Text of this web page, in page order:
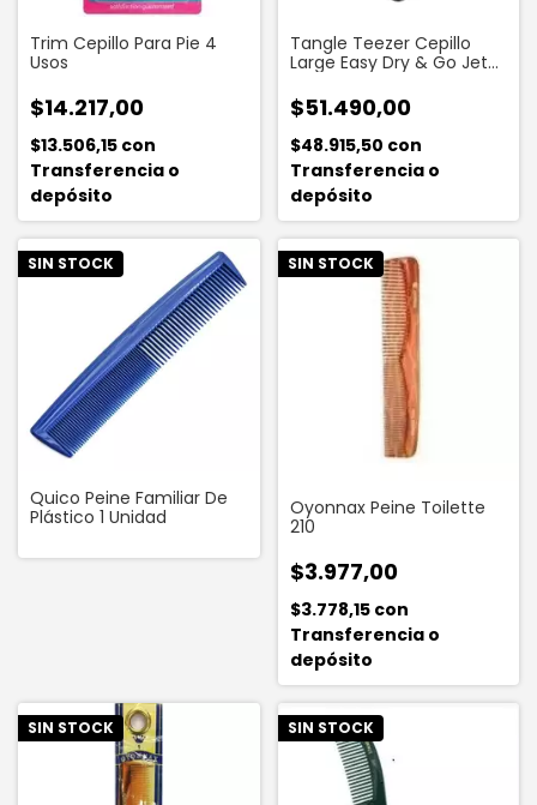
Trim Cepillo Para Pie 4
Usos
$14.217,00
$13.506,15 con
Transferencia o
depósito
Tangle Teezer Cepillo
Large Easy Dry & Go Jet
$51.490,00
$48.915,50 con
Transferencia o
depósito
SIN STOCK
Quico Peine Familiar De
Plástico 1 Unidad
SIN STOCK
Oyonnax Peine Toilette
210
$3.977,00
$3.778,15 con
Transferencia o
depósito
SIN STOCK SIN STOCK